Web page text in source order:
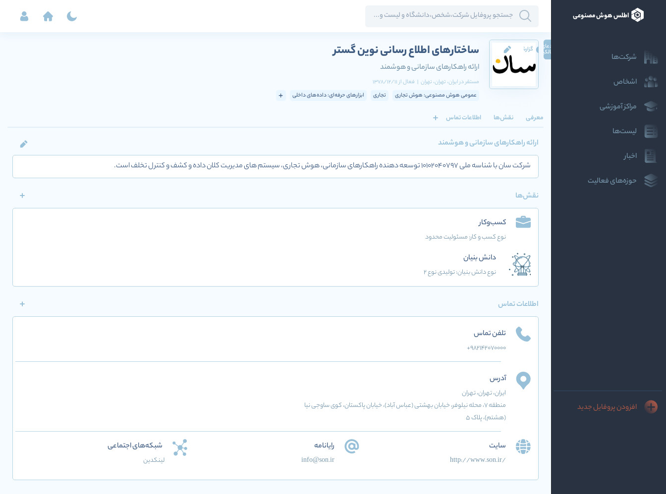
اطلس هوش مصنوعی
شرکت‌ها
اشخاص
مراکز آموزشی
لیست‌ها
اخبار
حوزه‌های فعالیت
افزودن پروفایل جدید
ساختارهای اطلاع رسانی نوین گستر
ارائه راهکارهای سازمانی و هوشمند
مستقر درایران، تهران، تهران | فعالاز 1378/12/11
عمومی هوش مصنوعی: هوش تجاری
تجاری ابزارهای حرفه‌ای: داده‌های داخلی
ادعای
مالکیت گزارش
معرفی نقش‌ها اطلاعات تماس
ارائه راهکارهای سازمانی و هوشمند
شرکت سان با شناسه ملی 10102040797 توسعه دهنده راهکارهای سازمانی، هوش تجاری، سیستم های مدیریت کلان داده و کشف و کنترل تخلف است.
نقش‌ها
کسب‌وکار
نوع کسب و کار:مسئولیت محدود
دانش بنیان
نوع دانش بنیان: تولیدی نوع 2
اطلاعات تماس
تلفن تماس
+982142070000
آدرس
ایران، تهران، تهران
منطقه 7، محله نیلوفر، خیابان بهشتی (عباس آباد)، خیابان پاکستان، کوی ساوجی نیا
(هشتم)، پلاک 5
سایت
http://www.son.ir/
رایانامه
info@son.ir
شبکه‌های اجتماعی
لینکدین